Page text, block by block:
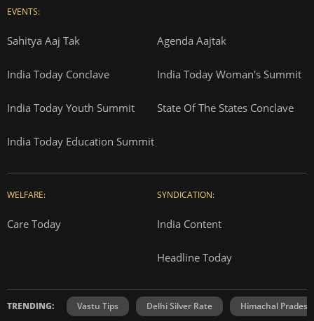
EVENTS:
Sahitya Aaj Tak Agenda Aajtak
India Today Conclave India Today Woman's Summit
India Today Youth Summit State Of The States Conclave
India Today Education Summit
WELFARE:
Care Today
SYNDICATION:
India Content
Headline Today
TRENDING: Vastu Tips Delhi Silver Rate Himachal